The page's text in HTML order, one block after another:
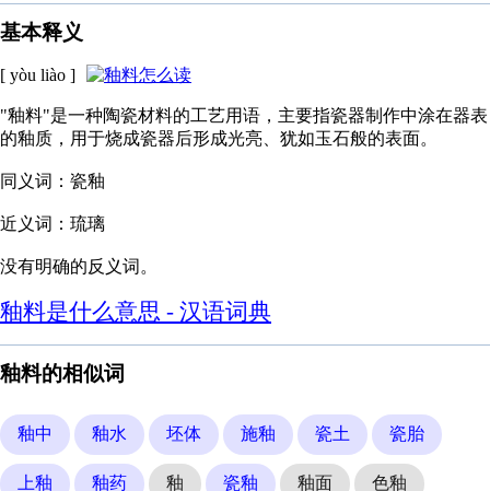
基本释义
[ yòu liào ]
"釉料"是一种陶瓷材料的工艺用语，主要指瓷器制作中涂在器表
的釉质，用于烧成瓷器后形成光亮、犹如玉石般的表面。
同义词：瓷釉
近义词：琉璃
没有明确的反义词。
釉料是什么意思 - 汉语词典
釉料的相似词
釉中 釉水 坯体 施釉 瓷土 瓷胎
上釉 釉药 釉 瓷釉 釉面 色釉